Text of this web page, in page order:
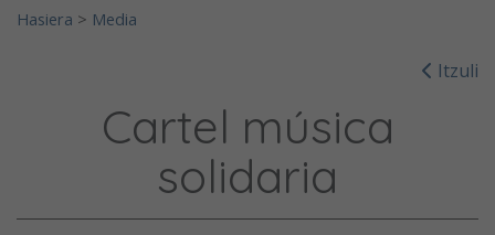
Hasiera > Media
Itzuli
Cartel música
solidaria